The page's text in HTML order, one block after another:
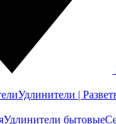
Удлинители |
Удлинители бытовые